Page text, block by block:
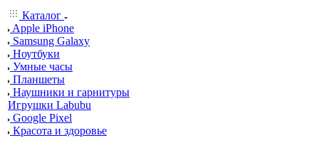
Каталог
Apple iPhone
Samsung Galaxy
Ноутбуки
Умные часы
Планшеты
Наушники и гарнитуры
Игрушки Labubu
Google Pixel
Красота и здоровье